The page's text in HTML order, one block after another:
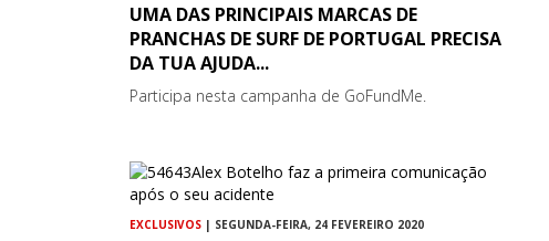
UMA DAS PRINCIPAIS MARCAS DE
PRANCHAS DE SURF DE PORTUGAL PRECISA
DA TUA AJUDA...
Participa nesta campanha de GoFundMe.
EXCLUSIVOS | SEGUNDA-FEIRA, 24 FEVEREIRO 2020